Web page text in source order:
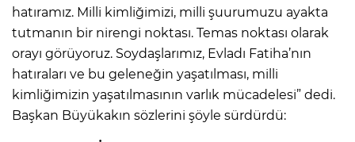
hatıramız. Milli kimliğimizi, milli şuurumuzu ayakta
tutmanın bir nirengi noktası. Temas noktası olarak
orayı görüyoruz. Soydaşlarımız, Evladı Fatiha’nın
hatıraları ve bu geleneğin yaşatılması, milli
kimliğimizin yaşatılmasının varlık mücadelesi” dedi.
Başkan Büyükakın sözlerini şöyle sürdürdü: